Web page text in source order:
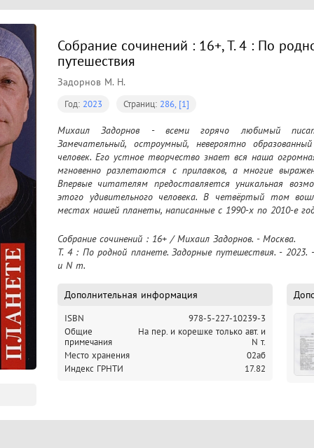
Собрание сочинений : 16+, Т. 4 : По
путешествия
Задорнов М. Н.
Год: 2023 Страниц: 286, [1]
Михаил Задорнов - всеми горячо любимый
Замечательный, остроумный, невероятно
человек. Его устное творчество знает вся наша
мгновенно разлетаются с прилавков, а многие
Впервые читателям предоставляется уникальная
этого удивительного человека. В четвёртый том
местах нашей планеты, написанные с 1990-х по 2010-е
Собрание сочинений : 16+ / Михаил Задорнов. - Москва.
Т. 4 : По родной планете. Задорные путешествия. -
и N т.
Дополнительная информация
ISBN
978-5-227-10239-3
Общие
примечания
На пер. и корешке только авт. и
N т.
Место хранения
02аб
Индекс ГРНТИ
17.82